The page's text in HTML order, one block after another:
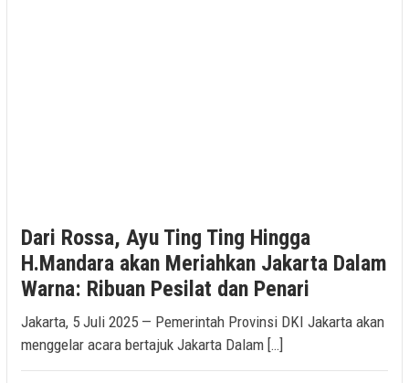
Dari Rossa, Ayu Ting Ting Hingga
H.Mandara akan Meriahkan Jakarta Dalam
Warna: Ribuan Pesilat dan Penari
Jakarta, 5 Juli 2025 — Pemerintah Provinsi DKI Jakarta akan
menggelar acara bertajuk Jakarta Dalam […]